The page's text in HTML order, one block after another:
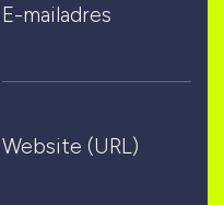
E-mailadres
Website (URL)